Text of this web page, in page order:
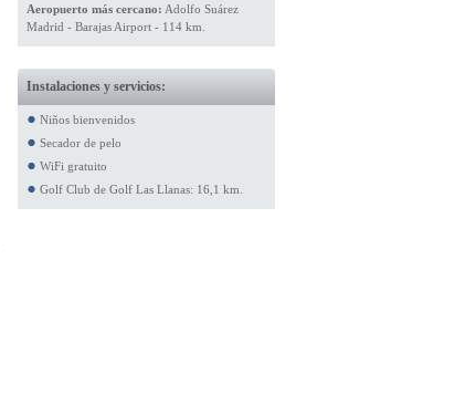
Aeropuerto más cercano: Adolfo Suárez
Madrid - Barajas Airport - 114 km.
Instalaciones y servicios:
Niños bienvenidos
Secador de pelo
WiFi gratuito
Golf Club de Golf Las Llanas: 16,1 km.